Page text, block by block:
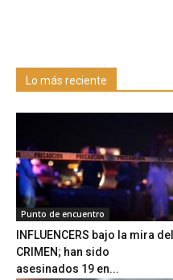
Lo más reciente
Punto de encuentro
INFLUENCERS bajo la mira del
CRIMEN; han sido
asesinados 19 en...